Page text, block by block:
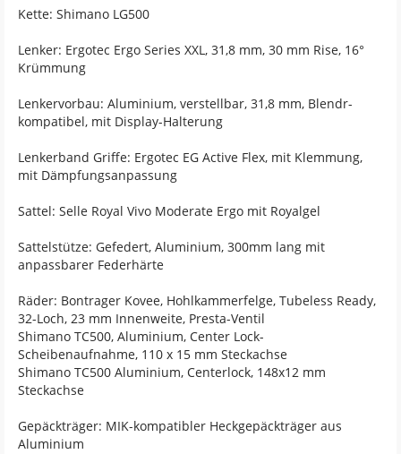
Kette: Shimano LG500
Lenker: Ergotec Ergo Series XXL, 31,8 mm, 30 mm Rise, 16°
Krümmung
Lenkervorbau: Aluminium, verstellbar, 31,8 mm, Blendr-
kompatibel, mit Display-Halterung
Lenkerband Griffe: Ergotec EG Active Flex, mit Klemmung,
mit Dämpfungsanpassung
Sattel: Selle Royal Vivo Moderate Ergo mit Royalgel
Sattelstütze: Gefedert, Aluminium, 300mm lang mit
anpassbarer Federhärte
Räder: Bontrager Kovee, Hohlkammerfelge, Tubeless Ready,
32-Loch, 23 mm Innenweite, Presta-Ventil
Shimano TC500, Aluminium, Center Lock-
Scheibenaufnahme, 110 x 15 mm Steckachse
Shimano TC500 Aluminium, Centerlock, 148x12 mm
Steckachse
Gepäckträger: MIK-kompatibler Heckgepäckträger aus
Aluminium